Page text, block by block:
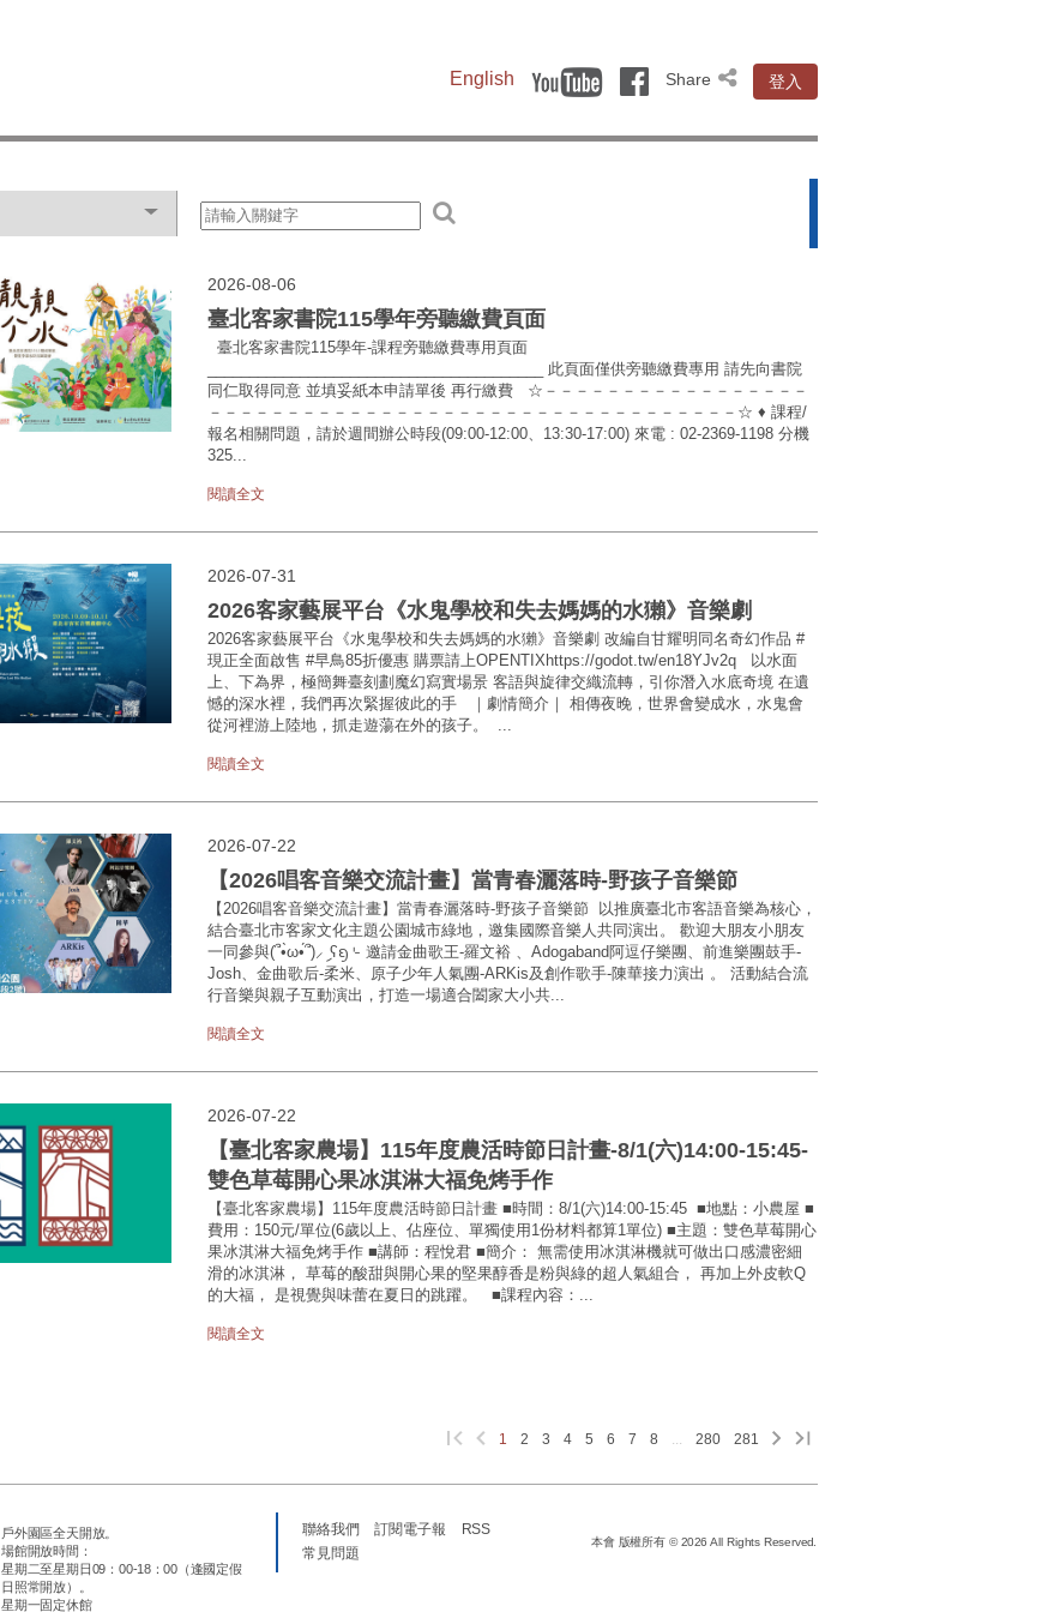
English Share 登入
2026-08-06
臺北客家書院115學年旁聽繳費頁面
臺北客家書院115學年-課程旁聽繳費專用頁面
________________________________________ 此頁面僅供旁聽繳費專用 請先向書院
同仁取得同意 並填妥紙本申請單後 再行繳費 ☆－－－－－－－－－－－－－－－－－
－－－－－－－－－－－－－－－－－－－－－－－－－－－－－－－－－－☆ ♦ 課程/
報名相關問題，請於週間辦公時段(09:00-12:00、13:30-17:00) 來電 : 02-2369-1198 分機
325...
閱讀全文
2026-07-31
2026客家藝展平台《水鬼學校和失去媽媽的水獺》音樂劇
2026客家藝展平台《水鬼學校和失去媽媽的水獺》音樂劇 改編自甘耀明同名奇幻作品 #
現正全面啟售 #早鳥85折優惠 購票請上OPENTIXhttps://godot.tw/en18YJv2q 以水面
上、下為界，極簡舞臺刻劃魔幻寫實場景 客語與旋律交織流轉，引你潛入水底奇境 在遺
憾的深水裡，我們再次緊握彼此的手 ｜劇情簡介｜ 相傳夜晚，世界會變成水，水鬼會
從河裡游上陸地，抓走遊蕩在外的孩子。 ...
閱讀全文
2026-07-22
【2026唱客音樂交流計畫】當青春灑落時-野孩子音樂節
【2026唱客音樂交流計畫】當青春灑落時-野孩子音樂節 以推廣臺北市客語音樂為核心，
結合臺北市客家文化主題公園城市綠地，邀集國際音樂人共同演出。 歡迎大朋友小朋友
一同參與(՞•̀ω•́՞)⸝ި ʕᦏ⌎ 邀請金曲歌王-羅文裕 、Adogaband阿逗仔樂團、前進樂團鼓手-
Josh、金曲歌后-柔米、原子少年人氣團-ARKis及創作歌手-陳華接力演出 。 活動結合流
行音樂與親子互動演出，打造一場適合闔家大小共...
閱讀全文
2026-07-22
【臺北客家農場】115年度農活時節日計畫-8/1(六)14:00-15:45-
雙色草莓開心果冰淇淋大福免烤手作
【臺北客家農場】115年度農活時節日計畫 ■時間：8/1(六)14:00-15:45 ■地點：小農屋 ■
費用：150元/單位(6歲以上、佔座位、單獨使用1份材料都算1單位) ■主題：雙色草莓開心
果冰淇淋大福免烤手作 ■講師：程悅君 ■簡介： 無需使用冰淇淋機就可做出口感濃密細
滑的冰淇淋， 草莓的酸甜與開心果的堅果醇香是粉與綠的超人氣組合， 再加上外皮軟Q
的大福， 是視覺與味蕾在夏日的跳躍。 ■課程內容：...
閱讀全文
1 2 3 4 5 6 7 8 ... 280 281
戶外園區全天開放。
場館開放時間：
星期二至星期日09：00-18：00（逢國定假
日照常開放）。
星期一固定休館
聯絡我們 訂閱電子報
RSS
常見問題
本會 版權所有 © 2026 All Rights Reserved.